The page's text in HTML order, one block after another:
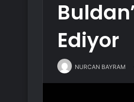
Ediyor
NURCAN BAYRAM